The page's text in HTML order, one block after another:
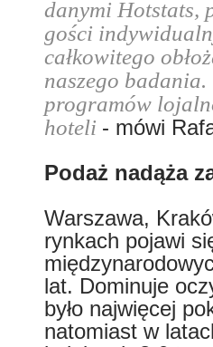
danymi Hotstats,
gości
całkowitego
naszego
programów
hoteli - mówi
Podaż nadąża
Warszawa,
rynkach pojawi
lat. Dominuje
było najwięcej
natomiast w